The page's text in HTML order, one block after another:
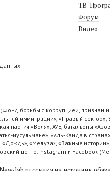
ТВ-
Форум
Видео
борьбы с коррупцией, признан
иммиграции», «Правый
партия «Воля», АУЕ, батальоны
мусульмане», «Аль-Каида в
«Медуза», «Важные
центр. Instagram и Facebook